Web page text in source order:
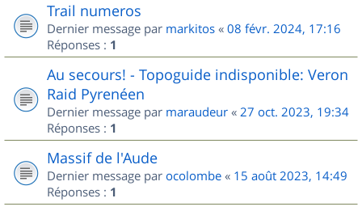
Trail numeros
Dernier message par markitos « 08 févr. 2024, 17:16
Réponses : 1
Au secours! - Topoguide indisponible: Veron
Raid Pyrenéen
Dernier message par maraudeur « 27 oct. 2023, 19:34
Réponses : 1
Massif de l'Aude
Dernier message par ocolombe « 15 août 2023, 14:49
Réponses : 1